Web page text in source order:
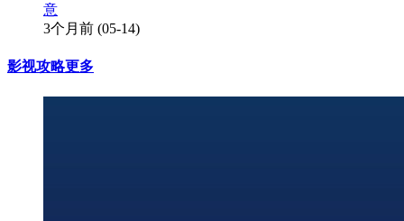
意
3个月前 (05-14)
影视攻略更多